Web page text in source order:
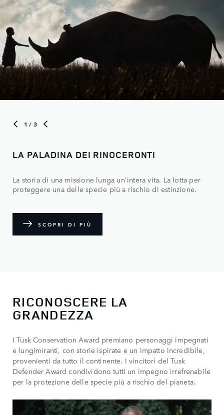
1 / 3
LA PALADINA DEI RINOCERONTI
La storia di una missione lunga un'intera vita. La lotta per
proteggere una delle specie più a rischio di estinzione.
SCOPRI DI PIÙ
RICONOSCERE LA
GRANDEZZA
I Tusk Conservation Award premiano personaggi impegnati
e lungimiranti, con storie ispirate e un impatto incredibile,
provenienti da tutto il continente. I vincitori del Tusk
Defender Award condividono tutti un impegno irrefrenabile
per la protezione delle specie più a rischio del pianeta.